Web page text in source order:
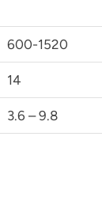
600-1520
14
3.6 – 9.8